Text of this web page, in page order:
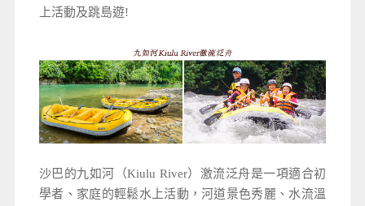
上活動及跳島遊!
沙巴的九如河（Kiulu River）激流泛舟是一項適合初
學者、家庭的輕鬆水上活動，河道景色秀麗、水流溫